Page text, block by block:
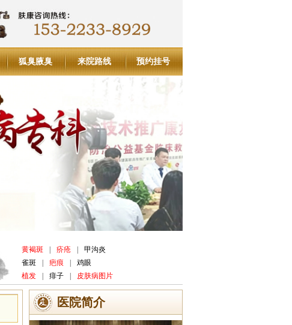
狐臭腋臭 来院路线 预约挂号
黄褐斑 疥疮
甲沟炎
雀斑
疤痕
鸡眼
植发
痱子 皮肤病图片
医院简介